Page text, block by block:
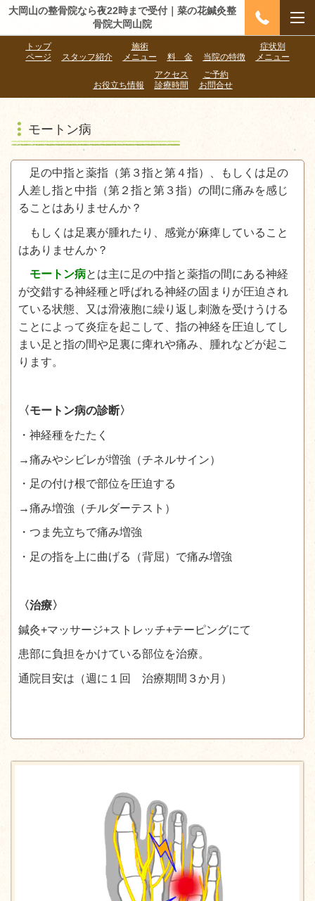
大岡山の整骨院なら夜22時まで受付｜菜の花鍼灸整
骨院大岡山院
トップ
ページ
スタッフ紹介
施術
メニュー
料 金 当院の特徴
症状別
メニュー
お役立ち情報
アクセス
診療時間
ご予約
お問合せ
モートン病
足の中指と薬指（第３指と第４指）、もしくは足の
人差し指と中指（第２指と第３指）の間に痛みを感じ
ることはありませんか？
もしくは足裏が腫れたり、感覚が麻痺していること
はありませんか？
モートン病とは主に足の中指と薬指の間にある神経
が交錯する神経種と呼ばれる神経の固まりが圧迫され
ている状態、又は滑液胞に繰り返し刺激を受けうける
ことによって炎症を起こして、指の神経を圧迫してし
まい足と指の間や足裏に痺れや痛み、腫れなどが起こ
ります。
〈モートン病の診断〉
・神経種をたたく
→痛みやシビレが増強（チネルサイン）
・足の付け根で部位を圧迫する
→痛み増強（チルダーテスト）
・つま先立ちで痛み増強
・足の指を上に曲げる（背屈）で痛み増強
〈治療〉
鍼灸+マッサージ+ストレッチ+テーピングにて
患部に負担をかけている部位を治療。
通院目安は（週に１回 治療期間３か月）